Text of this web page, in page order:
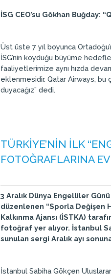
İSG CEO’su Gökhan Buğday:
Üst üste 7 yıl boyunca
İSG’nin koyduğu büyüme
faaliyetlerimize aynı hızda
eklenmesidir. Qatar Airways, bu
duyacağız” dedi.
TÜRKİYE’NİN İLK
FOTOĞRAFLARINA
3 Aralık Dünya Engelliler
düzenlenen “Sporla Değişen
Kalkınma Ajansı (İSTKA)
fotoğraf yer alıyor. İstanbul
sunulan sergi Aralık ayı
İstanbul Sabiha Gökçen